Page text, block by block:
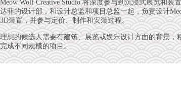
Meow Wolf Creative Studio 将深度参与到沉浸式展览和
达菲的设计部，和设计总监和项目总监一起，负责设计
3D装置，并参与定价、制作和安装过程。
理想的候选人需要有建筑、展览或娱乐设计方面的背景，
完成不同规模的项目。